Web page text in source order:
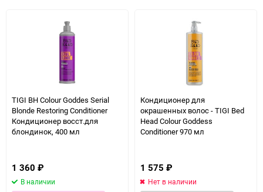
TIGI BH Colour Goddes Serial
Blonde Restoring Conditioner
Кондиционер восст.для
блондинок, 400 мл
1 360 ₽
В наличии
Кондиционер для
окрашенных волос - TIGI Bed
Head Colour Goddess
Conditioner 970 мл
1 575 ₽
Нет в наличии